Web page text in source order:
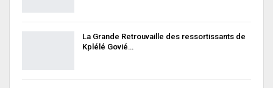
La Grande Retrouvaille des ressortissants de
Kplélé Govié…